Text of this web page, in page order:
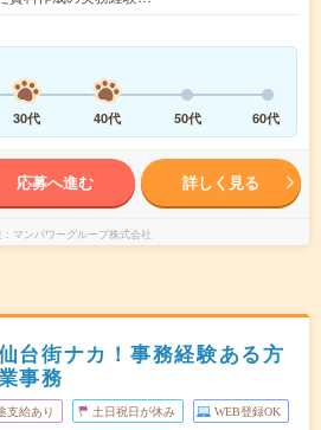
30代 40代 50代 60代
応募へ進む 詳しく見る
マンパワーグループ株式会社
台街ナカ！事務経験ある方
事務
支給あり 土日祝日が休み WEB登録OK